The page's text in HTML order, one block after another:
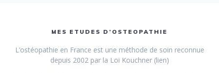
MES ETUDES D’OSTEOPATHIE
L’ostéopathie en France est une méthode de soin reconnue
depuis 2002 par la Loi Kouchner (lien)